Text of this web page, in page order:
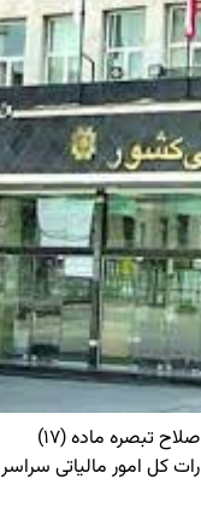
رئیس کل سازمان امور مالیاتی کشور با صدور بخشنامه ای، اصلاح تبصره ماده (۱۷)
کل امور مالیاتی سراسر